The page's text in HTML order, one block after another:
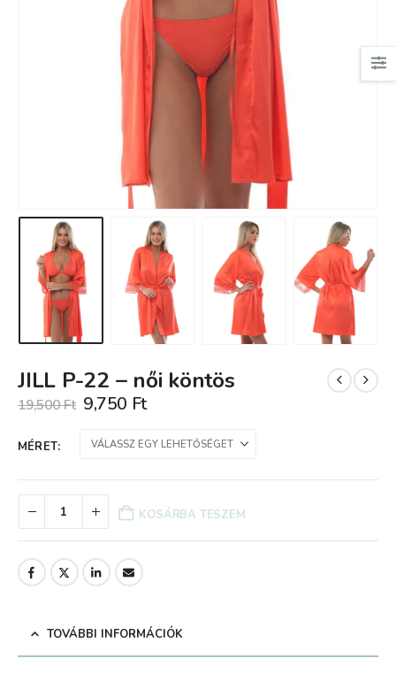
JILL P-22 – női köntös
19,500Ft Original
price
was:
19,500 Ft.
9,750 FtCurrent
is:
9,750 Ft.
MÉRET
KOSÁRBA TESZEM
TOVÁBBI INFORMÁCIÓK